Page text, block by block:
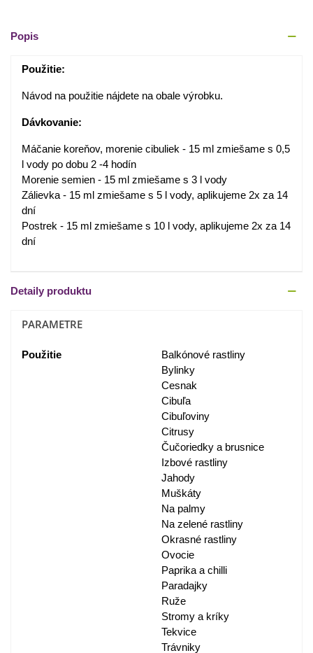
Popis
Použitie:
Návod na použitie nájdete na obale výrobku.
Dávkovanie:
Máčanie koreňov, morenie cibuliek - 15 ml zmiešame s 0,5
l vody po dobu 2 -4 hodín
Morenie semien - 15 ml zmiešame s 3 l vody
Zálievka - 15 ml zmiešame s 5 l vody, aplikujeme 2x za 14
dní
Postrek - 15 ml zmiešame s 10 l vody, aplikujeme 2x za 14
dní
Detaily produktu
PARAMETRE
Použitie
Balkónové rastliny
Bylinky
Cesnak
Cibuľa
Cibuľoviny
Citrusy
Čučoriedky a brusnice
Izbové rastliny
Jahody
Muškáty
Na palmy
Na zelené rastliny
Okrasné rastliny
Ovocie
Paprika a chilli
Paradajky
Ruže
Stromy a kríky
Tekvice
Trávniky